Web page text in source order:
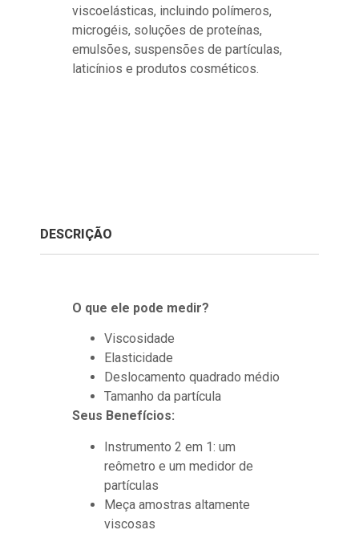
viscoelásticas, incluindo polímeros,
microgéis, soluções de proteínas,
emulsões, suspensões de partículas,
laticínios e produtos cosméticos.
DESCRIÇÃO
O que ele pode medir?
Viscosidade
Elasticidade
Deslocamento quadrado médio
Tamanho da partícula
Seus Benefícios:
Instrumento 2 em 1: um
reômetro e um medidor de
partículas
Meça amostras altamente
viscosas